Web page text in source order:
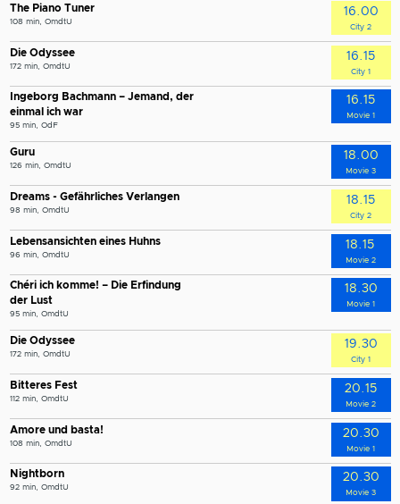
The Piano Tuner
108 min, OmdtU
16.00
City 2
Die Odyssee
172 min, OmdtU
16.15
City 1
Ingeborg Bachmann – Jemand, der
einmal ich war
95 min, OdF
16.15
Movie 1
Guru
126 min, OmdtU
18.00
Movie 3
Dreams - Gefährliches Verlangen
98 min, OmdtU
18.15
City 2
Lebensansichten eines Huhns
96 min, OmdtU
18.15
Movie 2
Chéri ich komme! – Die Erfindung
der Lust
95 min, OmdtU
18.30
Movie 1
Die Odyssee
172 min, OmdtU
19.30
City 1
Bitteres Fest
112 min, OmdtU
20.15
Movie 2
Amore und basta!
108 min, OmdtU
20.30
Movie 1
Nightborn
92 min, OmdtU
20.30
Movie 3